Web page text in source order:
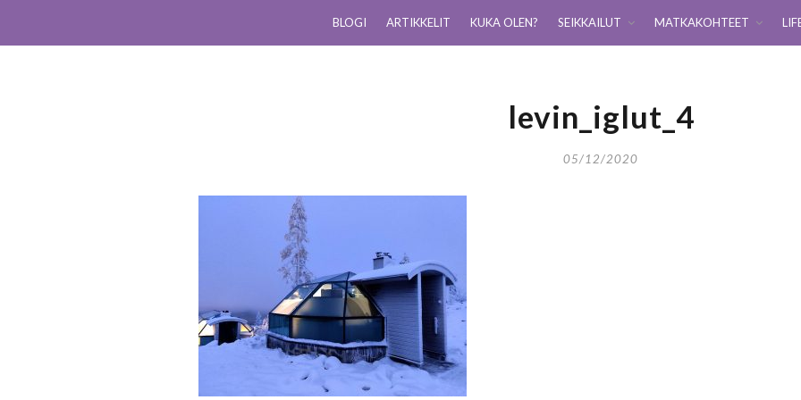
BLOGI ARTIKKELIT KUKA OLEN? SEIKKAILUT MATKAKOHTEET
levin_iglut_4
05/12/2020